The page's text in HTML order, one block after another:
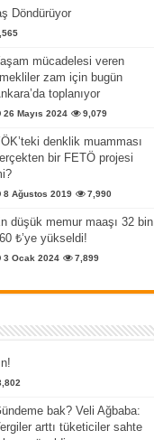
Döndürüyor
mücadelesi veren
zam için bugün
toplanıyor
26 Mayıs 2024 9,079
denklik muamması
bir FETÖ projesi
8 Ağustos 2019 7,990
düşük memur maaşı 32 bin
₺’ye yükseldi!
3 Ocak 2024 7,899
bak? Veli Ağbaba:
arttı tüketiciler sahte